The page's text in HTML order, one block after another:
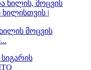
მოცვის